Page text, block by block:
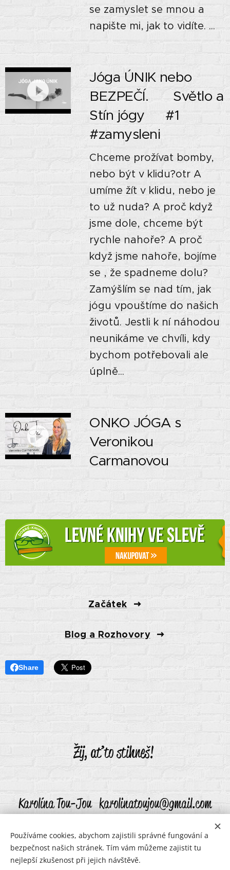
se zamyslet se mnou a
napište mi, jak to vidíte. ...
Jóga ÚNIK nebo
BEZPEČÍ. 🙏🏼 Světlo a
Stín jógy🌘 #1
#zamysleni
Chceme prožívat bomby,
nebo být v klidu?otr A
umíme žít v klidu, nebo je
to už nuda? A proč když
jsme dole, chceme být
rychle nahoře? A proč
když jsme nahoře, bojíme
se , že spadneme dolu?
Zamýšlím se nad tím, jak
jógu vpouštíme do našich
životů. Jestli k ní náhodou
neunikáme ve chvíli, kdy
bychom potřebovali ale
úplně...
ONKO JÓGA s
Veronikou
Carmanovou
Začátek
Blog a Rozhovory
Share
Žij, ať to stihneš!
Karolína Tou-Jou karolinatoujou@gmail.com
karolinatoujou@gmail.com
Používáme cookies, abychom zajistili správné fungování a
bezpečnost našich stránek. Tím vám můžeme zajistit tu
nejlepší zkušenost při jejich návštěvě.